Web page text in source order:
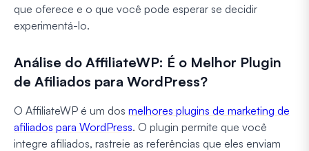
que oferece e o que você pode esperar se decidir
experimentá-lo.
Análise do AffiliateWP: É o Melhor Plugin
de Afiliados para WordPress?
O AffiliateWP é um dos melhores plugins de marketing de
afiliados para WordPress. O plugin permite que você
integre afiliados, rastreie as referências que eles enviam